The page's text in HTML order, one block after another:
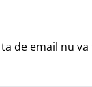
de email nu